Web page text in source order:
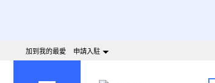
加到我的最愛 申請入駐